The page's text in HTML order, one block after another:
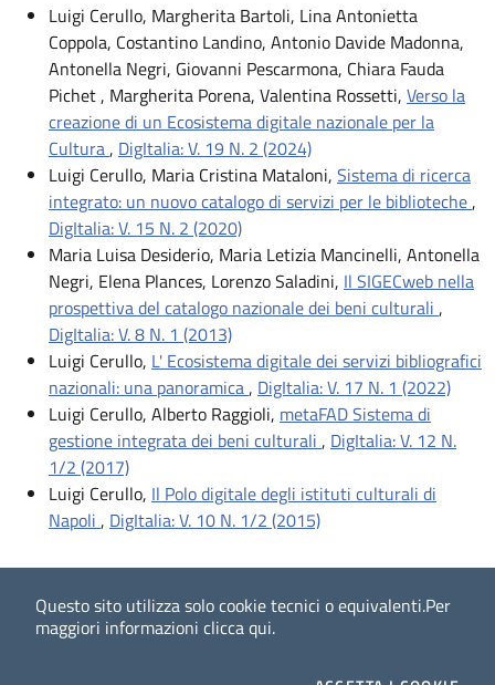
Questo sito utilizza solo cookie tecnici o equivalenti.Per
maggiori informazioni clicca qui.
Luigi Cerullo, Margherita Bartoli, Lina Antonietta
Coppola, Costantino Landino, Antonio Davide Madonna,
Antonella Negri, Giovanni Pescarmona, Chiara Fauda
Pichet , Margherita Porena, Valentina Rossetti, Verso la
creazione di un Ecosistema digitale nazionale per la
Cultura, DigItalia: V. 19 N. 2 (2024)
Luigi Cerullo, Maria Cristina Mataloni, Sistema di ricerca
integrato: un nuovo catalogo di servizi per le biblioteche,
DigItalia: V. 15 N. 2 (2020)
Maria Luisa Desiderio, Maria Letizia Mancinelli, Antonella
Negri, Elena Plances, Lorenzo Saladini, Il SIGECweb nella
prospettiva del catalogo nazionale dei beni culturali ,
DigItalia: V. 8 N. 1 (2013)
Luigi Cerullo, L' Ecosistema digitale dei servizi bibliografici
nazionali: una panoramica, DigItalia: V. 17 N. 1 (2022)
Luigi Cerullo, Alberto Raggioli, metaFAD Sistema di
gestione integrata dei beni culturali , DigItalia: V. 12 N.
1/2 (2017)
Luigi Cerullo, Il Polo digitale degli istituti culturali di
Napoli , DigItalia: V. 10 N. 1/2 (2015)